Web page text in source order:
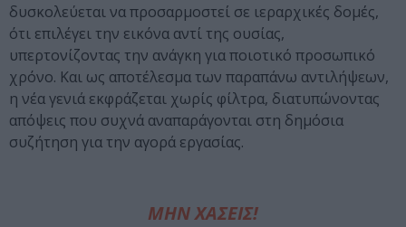
δυσκολεύεται να προσαρμοστεί σε ιεραρχικές δομές,
ότι επιλέγει την εικόνα αντί της ουσίας,
υπερτονίζοντας την ανάγκη για ποιοτικό προσωπικό
χρόνο. Και ως αποτέλεσμα των παραπάνω αντιλήψεων,
η νέα γενιά εκφράζεται χωρίς φίλτρα, διατυπώνοντας
απόψεις που συχνά αναπαράγονται στη δημόσια
συζήτηση για την αγορά εργασίας.
ΜΗΝ ΧΑΣΕΙΣ!